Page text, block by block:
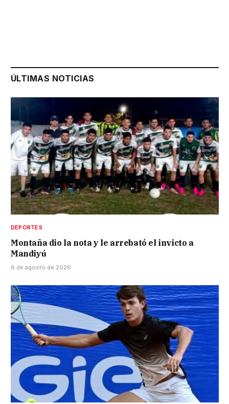
ÚLTIMAS NOTICIAS
DEPORTES
Montaña dio la nota y le arrebató el invicto a
Mandiyú
6 de agosto de 2026